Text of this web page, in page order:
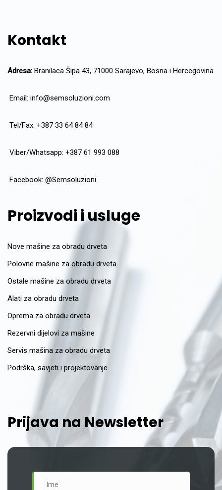
Kontakt
Adresa: Branilaca Šipa 43, 71000 Sarajevo, Bosna i Hercegovina
Email: info@semsoluzioni.com
Tel/Fax: +387 33 64 84 84
Viber/Whatsapp: +387 61 993 088
Facebook: @Semsoluzioni
Proizvodi i usluge
Nove mašine za obradu drveta
Polovne mašine za obradu drveta
Ostale mašine za obradu drveta
Alati za obradu drveta
Oprema za obradu drveta
Rezervni dijelovi za mašine
Servis mašina za obradu drveta
Podrška, savjeti i projektovanje
Prijava na Newsletter